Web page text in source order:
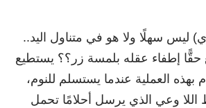
ليس سهلًا ولا هو في متناول اليد..
حقًّا إطفاء عقله بلمسة زر؟؟ يستطيع
بهذه العملية عندما يستسلم للنوم،
اللا وعي الذي يرسل أحلامًا تحمل